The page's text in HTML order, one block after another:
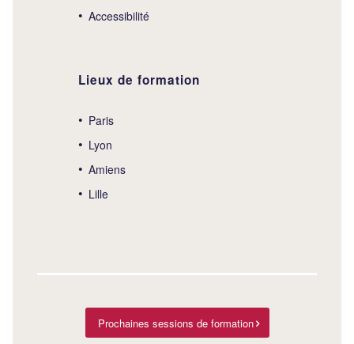
Accessibilité
Lieux de formation
Paris
Lyon
Amiens
Lille
Prochaines sessions de formation